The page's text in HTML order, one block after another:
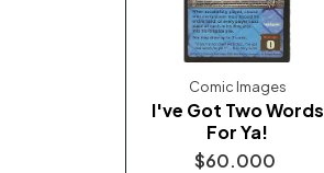
Comic Images
I've Got Two Words
For Ya!
$60.000